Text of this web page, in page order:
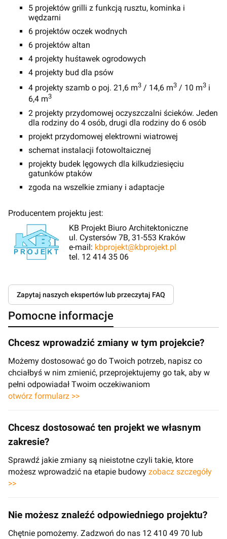
5 projektów grilli z funkcją rusztu, kominka i
wędzarni
6 projektów oczek wodnych
6 projektów altan
4 projekty huśtawek ogrodowych
4 projekty bud dla psów
4 projekty szamb o poj. 21,6 m3 / 14,6 m3 / 10 m3 i
6,4 m3
2 projekty przydomowej oczyszczalni ścieków. Jeden
dla rodziny do 4 osób, drugi dla rodziny do 6 osób
projekt przydomowej elektrowni wiatrowej
schemat instalacji fotowoltaicznej
projekty budek lęgowych dla kilkudziesięciu
gatunków ptaków
zgoda na wszelkie zmiany i adaptacje
Producentem projektu jest:
KB Projekt Biuro Architektoniczne
ul. Cystersów 7B, 31-553 Kraków
e-mail: kbprojekt@kbprojekt.pl
tel. 12 414 35 06
Zapytaj naszych ekspertów lub przeczytaj FAQ
Pomocne informacje
Chcesz wprowadzić zmiany w tym projekcie?
Możemy dostosować go do Twoich potrzeb, napisz co
chciałbyś w nim zmienić, przeprojektujemy go tak, aby w
pełni odpowiadał Twoim oczekiwaniom
otwórz formularz >>
Chcesz dostosować ten projekt we własnym
zakresie?
Sprawdź jakie zmiany są nieistotne czyli takie, ktore
możesz wprowadzić na etapie budowy zobacz szczegóły
>>
Nie możesz znaleźć odpowiedniego projektu?
Chętnie pomożemy. Zadzwoń do nas 12 410 49 70 lub